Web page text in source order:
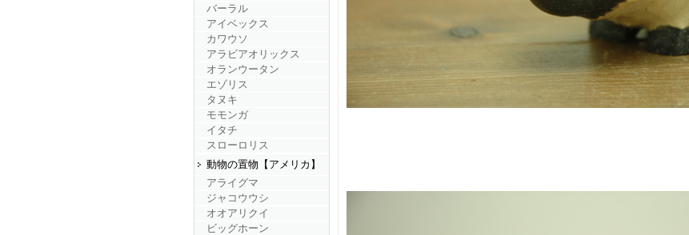
バーラル
アイベックス
カワウソ
アラビアオリックス
オランウータン
エゾリス
タヌキ
モモンガ
イタチ
スローロリス
動物の置物【アメリカ】
アライグマ
ジャコウウシ
オオアリクイ
ビッグホーン